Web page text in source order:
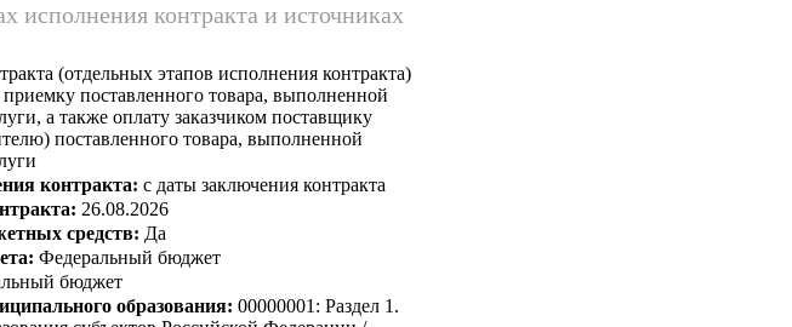
исполнения контракта и источниках
(отдельных этапов исполнения контракта)
поставленного товара, выполненной
а также оплату заказчиком поставщику
поставленного товара, выполненной
контракта: с даты заключения контракта
26.08.2026
средств: Да
Федеральный бюджет
бюджет
образования: 00000001: Раздел 1.